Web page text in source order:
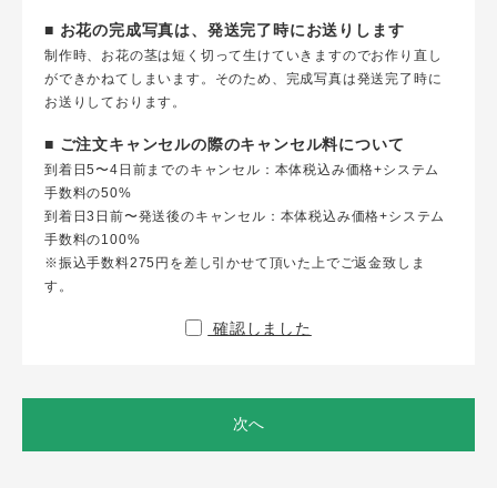
■ お花の完成写真は、発送完了時にお送りします
制作時、お花の茎は短く切って生けていきますのでお作り直し
ができかねてしまいます。そのため、完成写真は発送完了時に
お送りしております。
■ ご注文キャンセルの際のキャンセル料について
到着日5〜4日前までのキャンセル：本体税込み価格+システム
手数料の50%
到着日3日前〜発送後のキャンセル：本体税込み価格+システム
手数料の100%
※振込手数料275円を差し引かせて頂いた上でご返金致しま
す。
確認しました
次へ